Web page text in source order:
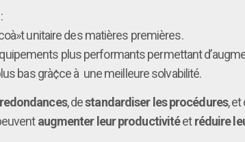
unitaire des matières premières.
plus performants permettant
bas grà¢ce à une meilleure solvabilité.
, destandardiser les procédures, et
augmenter leur productivitéetréduire